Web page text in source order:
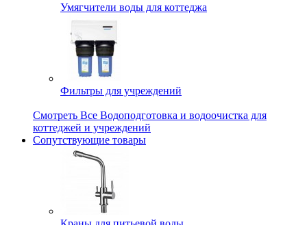
Умягчители воды для коттеджа
Фильтры для учреждений
Смотреть Все Водоподготовка и водоочистка для
коттеджей и учреждений
Сопутствующие товары